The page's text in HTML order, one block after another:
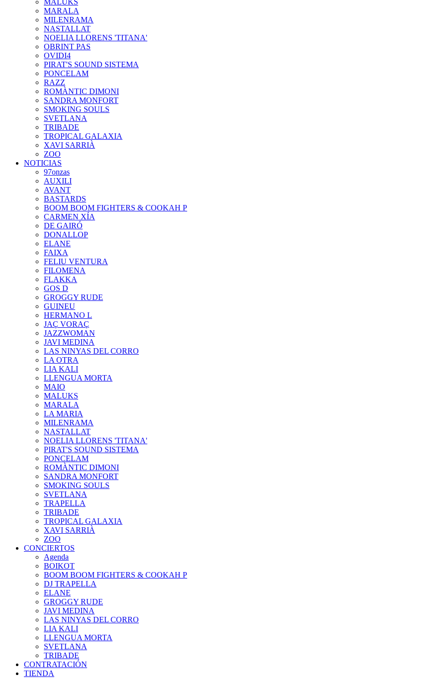
MALUKS
MARALA
MILENRAMA
NASTALLAT
NOELIA LLORENS 'TITANA'
OBRINT PAS
OVIDI4
PIRAT'S SOUND SISTEMA
PONCELAM
RAZZ
ROMÀNTIC DIMONI
SANDRA MONFORT
SMOKING SOULS
SVETLANA
TRIBADE
TROPICAL GALAXIA
XAVI SARRIÀ
ZOO
NOTICIAS
97onzas
AUXILI
AVANT
BASTARDS
BOOM BOOM FIGHTERS & COOKAH P
CARMEN XÍA
DE GAIRÓ
DONALLOP
ELANE
FAIXA
FELIU VENTURA
FILOMENA
FLAKKA
GOS D
GROGGY RUDE
GUINEU
HERMANO L
JAÇ VORAÇ
JAZZWOMAN
JAVI MEDINA
LAS NINYAS DEL CORRO
LA OTRA
LIA KALI
LLENGUA MORTA
MAIO
MALUKS
MARALA
LA MARIA
MILENRAMA
NASTALLAT
NOELIA LLORENS 'TITANA'
PIRAT'S SOUND SISTEMA
PONCELAM
ROMÀNTIC DIMONI
SANDRA MONFORT
SMOKING SOULS
SVETLANA
TRAPELLA
TRIBADE
TROPICAL GALAXIA
XAVI SARRIÀ
ZOO
CONCIERTOS
Agenda
BOIKOT
BOOM BOOM FIGHTERS & COOKAH P
DJ TRAPELLA
ELANE
GROGGY RUDE
JAVI MEDINA
LAS NINYAS DEL CORRO
LIA KALI
LLENGUA MORTA
SVETLANA
TRIBADE
CONTRATACIÓN
TIENDA